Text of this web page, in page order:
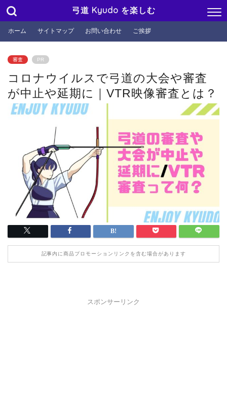
弓道 Kyudo を楽しむ
ホーム サイトマップ お問い合わせ ご挨拶
審査 PR
コロナウイルスで弓道の大会や審査
が中止や延期に｜VTR映像審査とは？
記事内に商品プロモーションリンクを含む場合があります
スポンサーリンク